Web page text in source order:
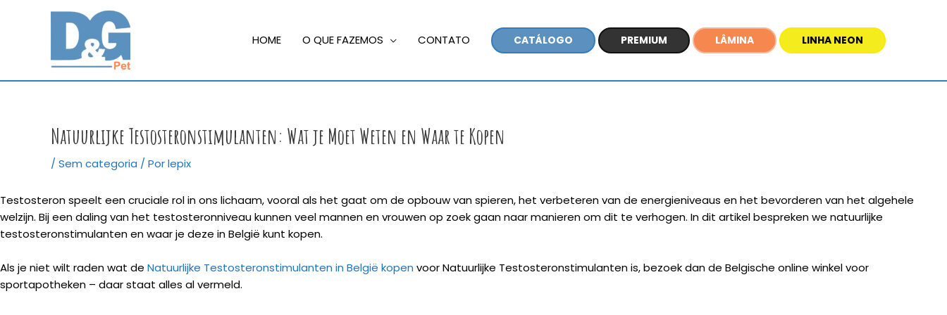
conteúdo
HOME O QUE FAZEMOS CONTATO CATÁLOGO PREMIUM LÂMINA LINHA NEON
Natuurlijke Testosteronstimulanten: Wat je Moet Weten en Waar te Kopen
/ Sem categoria / Porlepix
Testosteron speelt een cruciale rol in ons lichaam, vooral als het gaat om de opbouw van spieren, het verbeteren van de energieniveaus en het bevorderen van het algehele
welzijn. Bij een daling van het testosteronniveau kunnen veel mannen en vrouwen op zoek gaan naar manieren om dit te verhogen. In dit artikel bespreken we natuurlijke
testosteronstimulanten en waar je deze in België kunt kopen.
Als je niet wilt raden wat de Natuurlijke Testosteronstimulanten in België kopen voor Natuurlijke Testosteronstimulanten is, bezoek dan de Belgische online winkel voor
sportapotheken – daar staat alles al vermeld.